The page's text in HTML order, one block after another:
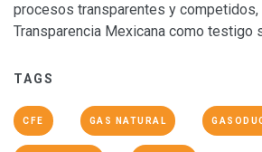
procesos transparentes y competidos,
Transparencia Mexicana como testigo
TAGS
CFE GAS NATURAL